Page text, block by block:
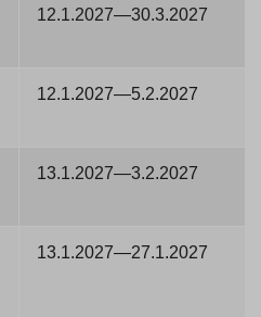
12.1.2027—30.3.2027
12.1.2027—5.2.2027
13.1.2027—3.2.2027
13.1.2027—27.1.2027